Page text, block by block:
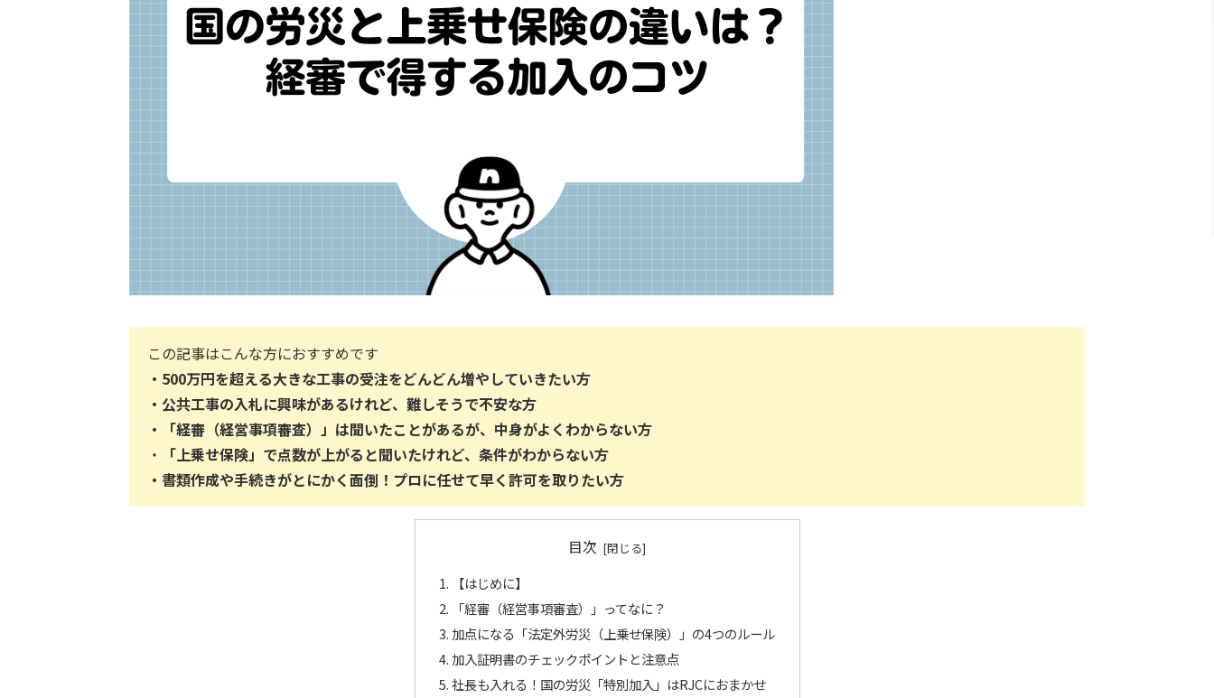
この記事はこんな方におすすめです
・ 500万円を超える大きな工事の受注をどんどん増やしていきたい方
・ 公共工事の入札に興味があるけれど、難しそうで不安な方
・
「経審（経営事項審査）」は聞いたことがあるが、中身がよくわからない方
・
「上乗せ保険」で点数が上がると聞いたけれど、条件がわからない方
・ 書類作成や手続きがとにかく面倒！プロに任せて早く許可を取りたい方
目次
【はじめに】
「経審（経営事項審査）」ってなに？
加点になる「法定外労災（上乗せ保険）」の4つのルール
加入証明書のチェックポイントと注意点
社長も入れる！国の労災「特別加入」はRJCにおまかせ